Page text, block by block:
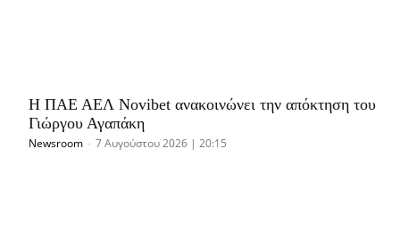
Η ΠΑΕ ΑΕΛ Novibet ανακοινώνει την απόκτηση του
Γιώργου Αγαπάκη
Newsroom - 7 Αυγούστου 2026 | 20:15